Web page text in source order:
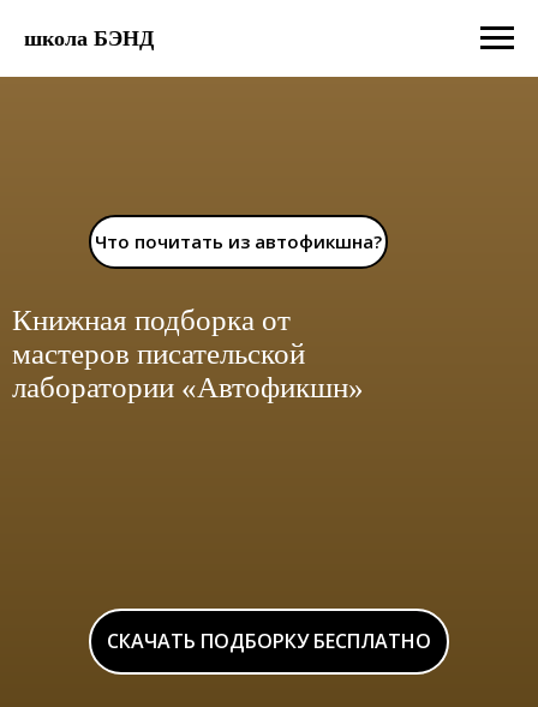
школа БЭНД
Книжная подборка от
мастеров писательской
лаборатории «Автофикшн»
Что почитать из автофикшна?
СКАЧАТЬ ПОДБОРКУ БЕСПЛАТНО